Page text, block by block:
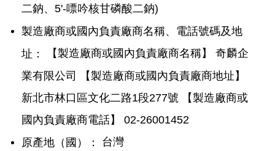
二鈉、5'-嘌吟核甘磷酸二鈉)
製造廠商或國內負責廠商名稱、電話號碼及地
址：
【製造廠商或國內負責廠商名稱】 奇麟企
業有限公司 【製造廠商或國內負責廠商地址】
新北市林口區文化二路1段277號 【製造廠商或
國內負責廠商電話】 02-26001452
原產地（國）：
台灣